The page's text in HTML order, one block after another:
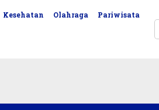
Kesehatan Olahraga Pariwisata